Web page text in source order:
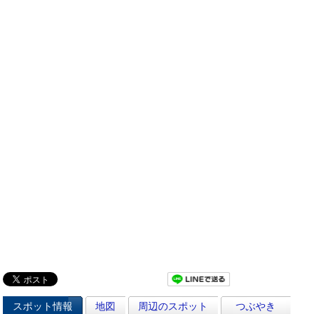
スポット情報 地図 周辺のスポット
つぶやき